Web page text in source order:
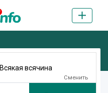
Всякая всячина
Сменить